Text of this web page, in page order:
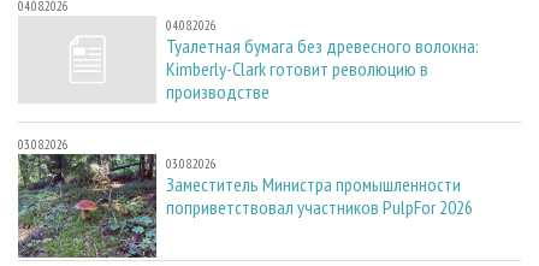
04.08.2026
04.08.2026
Туалетная бумага без древесного волокна:
Kimberly-Clark готовит революцию в
производстве
03.08.2026
03.08.2026
Заместитель Министра промышленности
поприветствовал участников PulpFor 2026